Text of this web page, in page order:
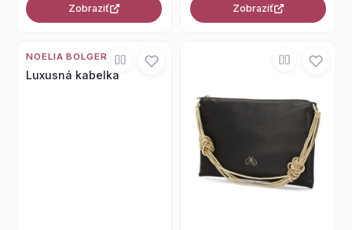
Zobraziť Zobraziť
NOELIA BOLGER
Luxusná kabelka